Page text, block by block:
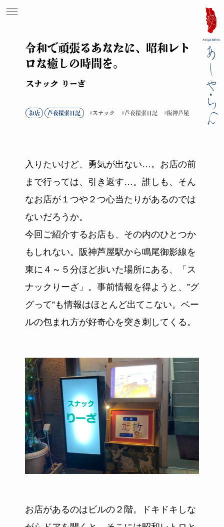
令和で頑張るあなたに、昭和レト
ロな癒しの時間を。
スナック りーざ
お店 芦夜探索日記 スナック 芦夜探索日記 阪神芦屋
入りたいけど、勇気が出ない…。お店の前
まで行っては、引き返す…。誰しも、そん
なお店が１つや２つ心当たりがあるのでは
ないだろうか。
今回ご紹介するお店も、その内のひとつか
もしれない。阪神芦屋駅から鳴尾御影線を
東に４～５分ほど歩いた場所にある、「ス
ナックりーざ」。事前情報を得ようと、”グ
グって”も情報はほとんど出てこない。ベー
ルの包まれ方が好奇心を突き刺してくる。
お店があるのはビルの２階。ドキドキしな